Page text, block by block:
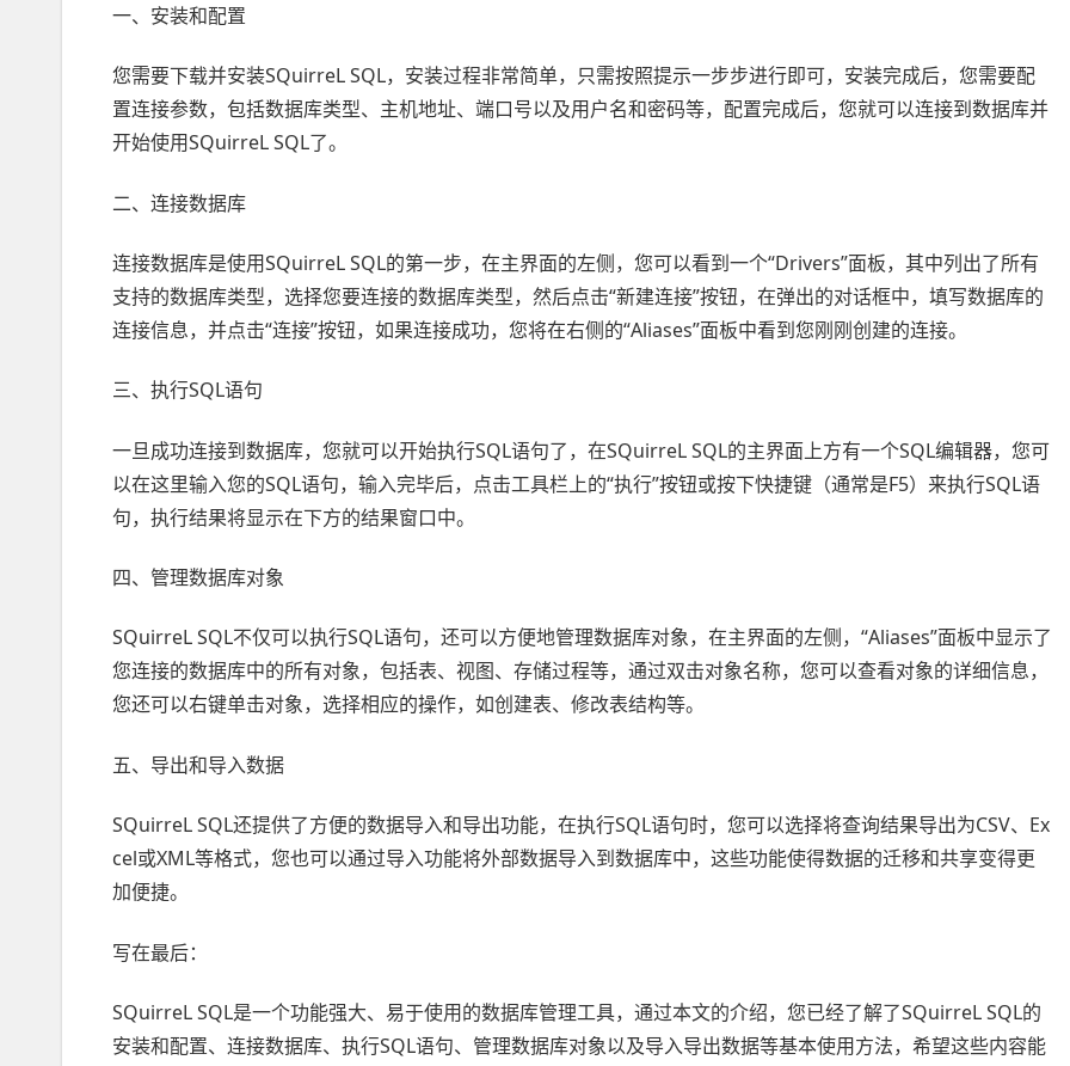
一、安装和配置
您需要下载并安装SQuirreL SQL，安装过程非常简单，只需按照提示一步步进行即可，安装完成后，您需要配
置连接参数，包括数据库类型、主机地址、端口号以及用户名和密码等，配置完成后，您就可以连接到数据库并
开始使用SQuirreL SQL了。
二、连接数据库
连接数据库是使用SQuirreL SQL的第一步，在主界面的左侧，您可以看到一个“Drivers”面板，其中列出了所有
支持的数据库类型，选择您要连接的数据库类型，然后点击“新建连接”按钮，在弹出的对话框中，填写数据库的
连接信息，并点击“连接”按钮，如果连接成功，您将在右侧的“Aliases”面板中看到您刚刚创建的连接。
三、执行SQL语句
一旦成功连接到数据库，您就可以开始执行SQL语句了，在SQuirreL SQL的主界面上方有一个SQL编辑器，您可
以在这里输入您的SQL语句，输入完毕后，点击工具栏上的“执行”按钮或按下快捷键（通常是F5）来执行SQL语
句，执行结果将显示在下方的结果窗口中。
四、管理数据库对象
SQuirreL SQL不仅可以执行SQL语句，还可以方便地管理数据库对象，在主界面的左侧，“Aliases”面板中显示了
您连接的数据库中的所有对象，包括表、视图、存储过程等，通过双击对象名称，您可以查看对象的详细信息，
您还可以右键单击对象，选择相应的操作，如创建表、修改表结构等。
五、导出和导入数据
SQuirreL SQL还提供了方便的数据导入和导出功能，在执行SQL语句时，您可以选择将查询结果导出为CSV、Ex
cel或XML等格式，您也可以通过导入功能将外部数据导入到数据库中，这些功能使得数据的迁移和共享变得更
加便捷。
写在最后：
SQuirreL SQL是一个功能强大、易于使用的数据库管理工具，通过本文的介绍，您已经了解了SQuirreL SQL的
安装和配置、连接数据库、执行SQL语句、管理数据库对象以及导入导出数据等基本使用方法，希望这些内容能